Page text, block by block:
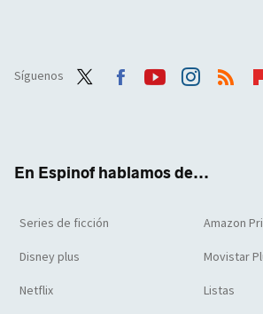
Síguenos
En Espinof hablamos de...
Series de ficción Amazon
Disney plus Movistar
Netflix Listas